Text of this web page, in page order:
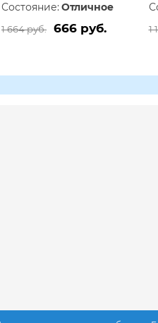
Состояние: Отличное
1 664 руб. 666 руб. 1